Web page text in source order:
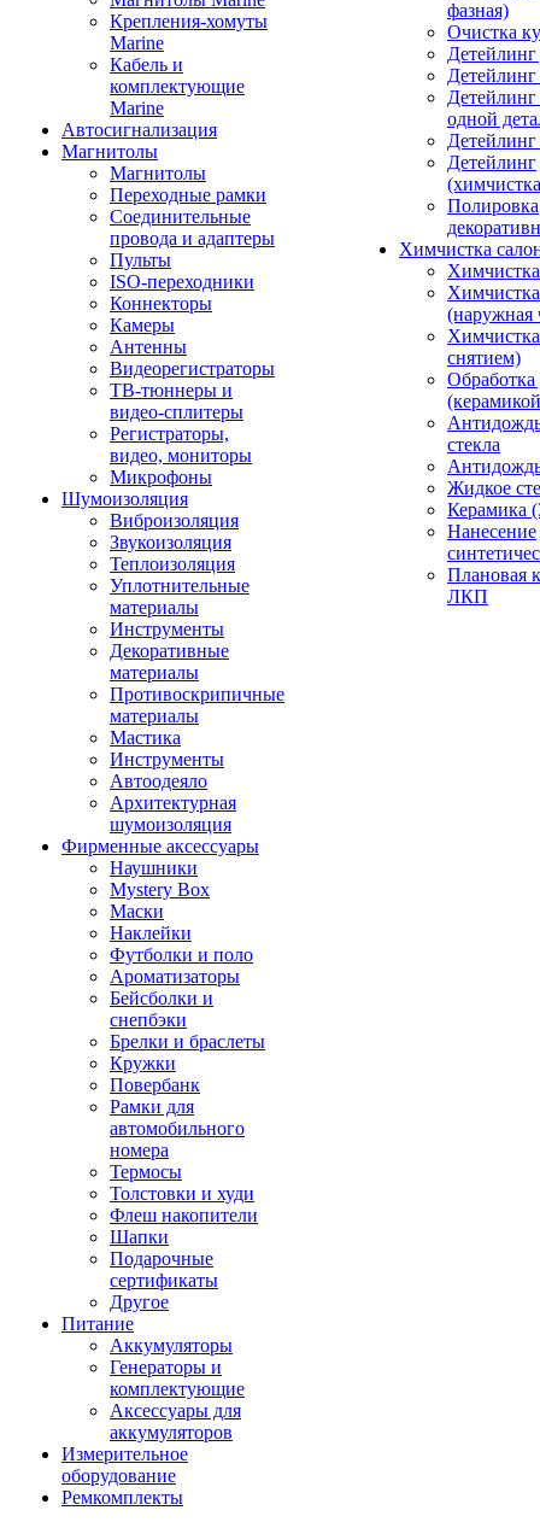
Крепления-хомуты
Marine
Кабель и
комплектующие
Marine
Автосигнализация
Магнитолы
Магнитолы
Переходные рамки
Соединительные
провода и адаптеры
Пульты
ISO-переходники
Коннекторы
Камеры
Антенны
Видеорегистраторы
ТВ-тюннеры и
видео-сплитеры
Регистраторы,
видео, мониторы
Микрофоны
Шумоизоляция
Виброизоляция
Звукоизоляция
Теплоизоляция
Уплотнительные
материалы
Инструменты
Декоративные
материалы
Противоскрипичные
материалы
Мастика
Инструменты
Автоодеяло
Архитектурная
шумоизоляция
Фирменные аксессуары
Наушники
Mystery Box
Маски
Наклейки
Футболки и поло
Ароматизаторы
Бейсболки и
снепбэки
Брелки и браслеты
Кружки
Повербанк
Рамки для
автомобильного
номера
Термосы
Толстовки и худи
Флеш накопители
Шапки
Подарочные
сертификаты
Другое
Питание
Аккумуляторы
Генераторы и
комплектующие
Аксессуары для
аккумуляторов
Измерительное
оборудование
Ремкомплекты
фазная)
Очистка
Детейлинг
одной
Детейлинг
Полировка
Химчистка
(наружная
снятием)
Обработка
стекла
Жидкое
Керамика
Нанесение
Плановая
ЛКП